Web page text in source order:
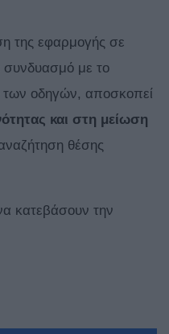
της εφαρμογής σε
συνδυασμό με το
των οδηγών, αποσκοπεί
και στη μείωση
θέσης
κατεβάσουν την